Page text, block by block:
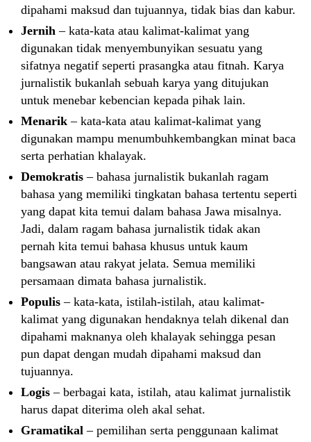
dipahami maksud dan tujuannya, tidak bias dan kabur.
Jernih – kata-kata atau kalimat-kalimat yang
digunakan tidak menyembunyikan sesuatu yang
sifatnya negatif seperti prasangka atau fitnah. Karya
jurnalistik bukanlah sebuah karya yang ditujukan
untuk menebar kebencian kepada pihak lain.
Menarik – kata-kata atau kalimat-kalimat yang
digunakan mampu menumbuhkembangkan minat baca
serta perhatian khalayak.
Demokratis – bahasa jurnalistik bukanlah ragam
bahasa yang memiliki tingkatan bahasa tertentu seperti
yang dapat kita temui dalam bahasa Jawa misalnya.
Jadi, dalam ragam bahasa jurnalistik tidak akan
pernah kita temui bahasa khusus untuk kaum
bangsawan atau rakyat jelata. Semua memiliki
persamaan dimata bahasa jurnalistik.
Populis – kata-kata, istilah-istilah, atau kalimat-
kalimat yang digunakan hendaknya telah dikenal dan
dipahami maknanya oleh khalayak sehingga pesan
pun dapat dengan mudah dipahami maksud dan
tujuannya.
Logis – berbagai kata, istilah, atau kalimat jurnalistik
harus dapat diterima oleh akal sehat.
Gramatikal – pemilihan serta penggunaan kalimat